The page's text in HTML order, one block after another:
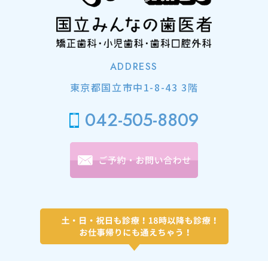
ADDRESS
東京都国立市中1-8-43 3階
042-505-8809